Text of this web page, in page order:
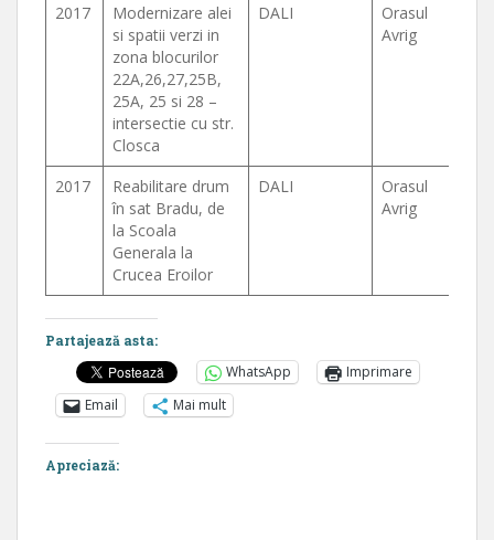
2017
Modernizare alei
si spatii verzi in
zona blocurilor
22A,26,27,25B,
25A, 25 si 28 –
intersectie cu str.
Closca
DALI
Orasul
Avrig
2017
Reabilitare drum
în sat Bradu, de
la Scoala
Generala la
Crucea Eroilor
DALI
Orasul
Avrig
Partajează asta:
WhatsApp
Imprimare
Email
Mai mult
Apreciază: